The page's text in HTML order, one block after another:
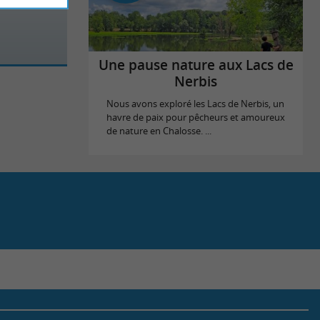
Une pause nature aux Lacs de
Nerbis
Nous avons exploré les Lacs de Nerbis, un
havre de paix pour pêcheurs et amoureux
de nature en Chalosse. ...